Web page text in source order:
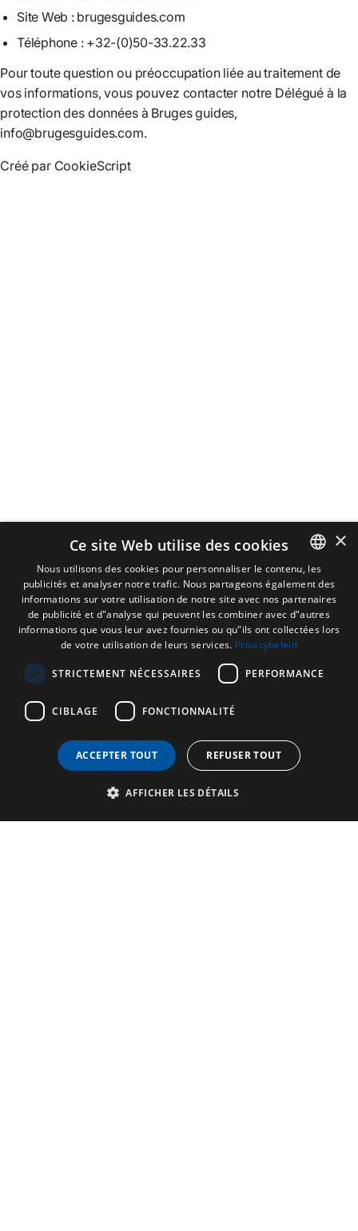
Site Web : brugesguides.com
Téléphone : +32-(0)50-33.22.33
Pour toute question ou préoccupation liée au traitement de
vos informations, vous pouvez contacter notre Délégué à la
protection des données à Bruges guides,
info@brugesguides.com.
Créé par CookieScript
DUTCH
ENGLISH
×
Ce site Web utilise des cookies
Nous utilisons des cookies pour personnaliser le contenu, les
publicités et analyser notre trafic. Nous partageons également des
informations sur votre utilisation de notre site avec nos partenaires
de publicité et d"analyse qui peuvent les combiner avec d"autres
informations que vous leur avez fournies ou qu"ils ont collectées lors
de votre utilisation de leurs services. Privacybeleid
STRICTEMENT NÉCESSAIRES PERFORMANCE
CIBLAGE FONCTIONNALITÉ
ACCEPTER TOUT REFUSER TOUT
AFFICHER LES DÉTAILS